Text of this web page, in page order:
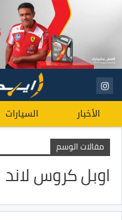
الأخبار السيارات
مقالات الوسم
اوبل كروس لاند